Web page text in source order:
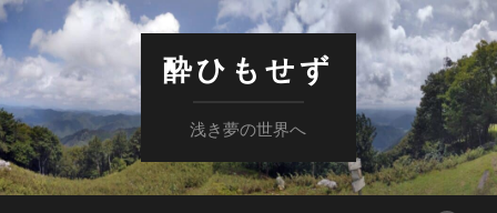
酔ひもせず
浅き夢の世界へ